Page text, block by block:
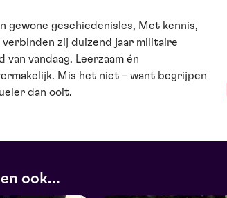
gewone geschiedenisles, Met kennis,
verbinden zij duizend jaar militaire
vandaag. Leerzaam én
Mis het niet – want begrijpen
dan ooit.
ook...